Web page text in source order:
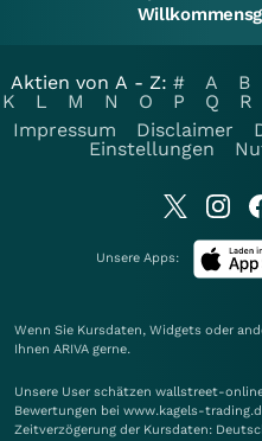
Aktien von A - Z: # A B
K
L M N O P Q R
Impressum
Disclaimer
Einstellungen
Unsere Apps:
Wenn Sie Kursdaten, Widgets oder
Ihnen ARIVA gerne.
Unsere User schätzen wallstreet-
Bewertungen bei www.kagels-
Zeitverzögerung der Kursdaten: